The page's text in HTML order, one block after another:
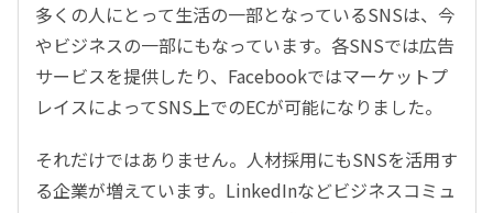
多くの人にとって生活の一部となっているSNSは、今
やビジネスの一部にもなっています。各SNSでは広告
サービスを提供したり、Facebookではマーケットプ
レイスによってSNS上でのECが可能になりました。
それだけではありません。人材採用にもSNSを活用す
る企業が増えています。LinkedInなどビジネスコミュ